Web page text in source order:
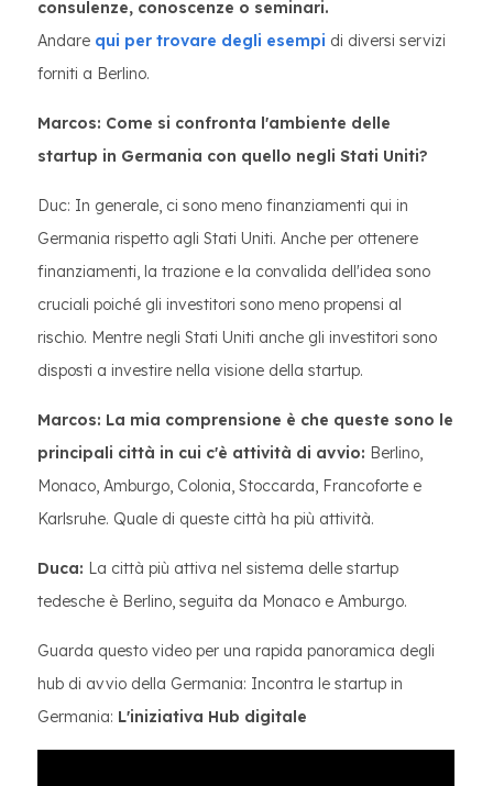
consulenze, conoscenze o seminari.
Andare qui per trovare degli esempi di diversi servizi
forniti a Berlino.
Marcos: Come si confronta l'ambiente delle
startup in Germania con quello negli Stati Uniti?
Duc: In generale, ci sono meno finanziamenti qui in
Germania rispetto agli Stati Uniti. Anche per ottenere
finanziamenti, la trazione e la convalida dell'idea sono
cruciali poiché gli investitori sono meno propensi al
rischio. Mentre negli Stati Uniti anche gli investitori sono
disposti a investire nella visione della startup.
Marcos: La mia comprensione è che queste sono le
principali città in cui c'è attività di avvio: Berlino,
Monaco, Amburgo, Colonia, Stoccarda, Francoforte e
Karlsruhe. Quale di queste città ha più attività.
Duca: La città più attiva nel sistema delle startup
tedesche è Berlino, seguita da Monaco e Amburgo.
Guarda questo video per una rapida panoramica degli
hub di avvio della Germania: Incontra le startup in
Germania: L'iniziativa Hub digitale